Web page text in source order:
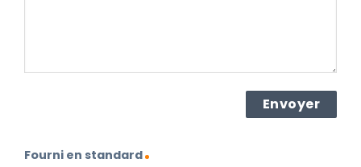
Fourni en standard